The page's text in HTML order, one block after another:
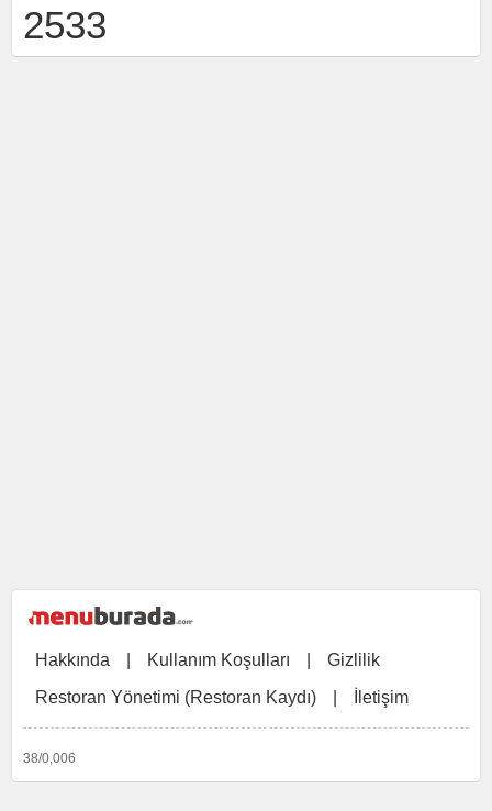
2533
Hakkında Kullanım Koşulları
Gizlilik
Restoran Yönetimi (Restoran Kaydı)
İletişim
38/0,006